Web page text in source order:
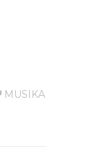
MUSIKA